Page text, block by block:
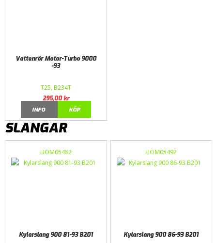
Vattenrör Motor-Turbo 9000
-93
T25, B234T
295,00kr
INFO
KÖP
SLANGAR
HOM05482
Kylarslang 900 81-93 B201
HOM05492
Kylarslang 900 86-93 B201